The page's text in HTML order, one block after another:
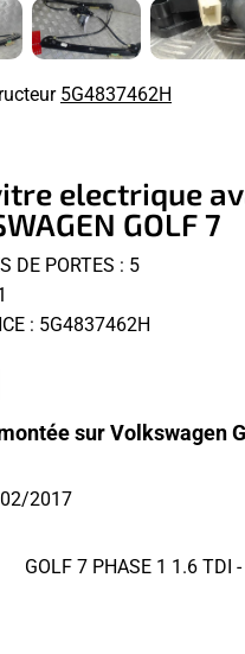
5G4837462H
electrique
GOLF 7
DE PORTES : 5
: 5G4837462H
sur Volkswagen
2017
GOLF 7 PHASE 1 1.6 TDI